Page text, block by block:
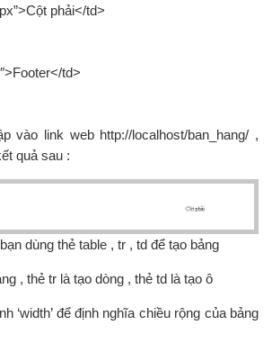
phải</td>
td>
vào link web http://localhost/ban_hang/ ,
quả sau :
dùng thẻ table , tr , td để tạo bảng
, thẻ tr là tạo dòng , thẻ td là tạo ô
‘width’ để định nghĩa chiều rộng của bảng